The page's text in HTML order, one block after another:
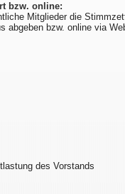
bzw. online:
Mitglieder die
abgeben bzw. online via
des Vorstands